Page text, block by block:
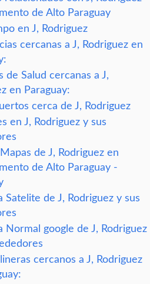
de Alto Paraguay
en J, Rodriguez
cercanas a J, Rodriguez en
de Salud cercanas a J,
en Paraguay:
cerca de J, Rodriguez
en J, Rodriguez y sus
de J, Rodriguez en
de Alto Paraguay -
Satelite de J, Rodriguez y sus
Normal google de J, Rodriguez
cercanos a J, Rodriguez